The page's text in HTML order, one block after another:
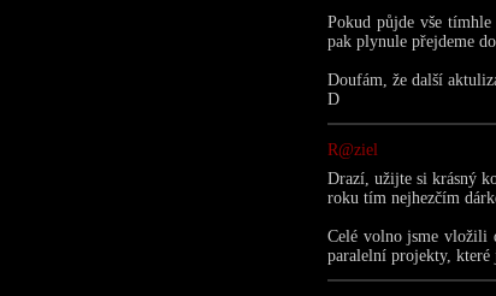
Pokud půjde vše
pak plynule přejdeme
Doufám, že další
D
R@ziel
Drazí, užijte si krásný
roku tím nejhezčím
Celé volno jsme vložili
paralelní projekty, které